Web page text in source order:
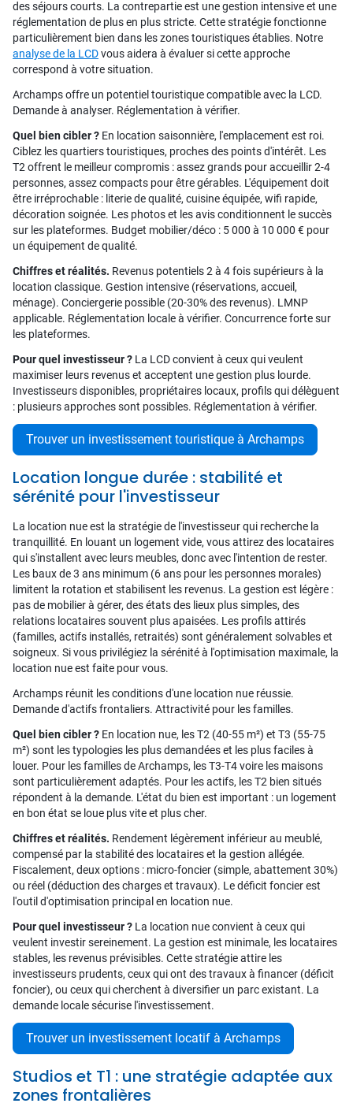
des séjours courts. La contrepartie est une gestion intensive et une
réglementation de plus en plus stricte. Cette stratégie fonctionne
particulièrement bien dans les zones touristiques établies. Notre
analyse de la LCDvous aidera à évaluer si cette approche
correspond à votre situation.
Archamps offre un potentiel touristique compatible avec la LCD.
Demande à analyser. Réglementation à vérifier.
Quel bien cibler ? En location saisonnière, l'emplacement est roi.
Ciblez les quartiers touristiques, proches des points d'intérêt. Les
T2 offrent le meilleur compromis : assez grands pour accueillir 2-4
personnes, assez compacts pour être gérables. L'équipement doit
être irréprochable : literie de qualité, cuisine équipée, wifi rapide,
décoration soignée. Les photos et les avis conditionnent le succès
sur les plateformes. Budget mobilier/déco : 5 000 à 10 000 € pour
un équipement de qualité.
Chiffres et réalités. Revenus potentiels 2 à 4 fois supérieurs à la
location classique. Gestion intensive (réservations, accueil,
ménage). Conciergerie possible (20-30% des revenus). LMNP
applicable. Réglementation locale à vérifier. Concurrence forte sur
les plateformes.
Pour quel investisseur ? La LCD convient à ceux qui veulent
maximiser leurs revenus et acceptent une gestion plus lourde.
Investisseurs disponibles, propriétaires locaux, profils qui délèguent
: plusieurs approches sont possibles. Réglementation à vérifier.
Trouver un investissement touristique à Archamps
Location longue durée : stabilité et
sérénité pour l'investisseur
La location nue est la stratégie de l'investisseur qui recherche la
tranquillité. En louant un logement vide, vous attirez des locataires
qui s'installent avec leurs meubles, donc avec l'intention de rester.
Les baux de 3 ans minimum (6 ans pour les personnes morales)
limitent la rotation et stabilisent les revenus. La gestion est légère :
pas de mobilier à gérer, des états des lieux plus simples, des
relations locataires souvent plus apaisées. Les profils attirés
(familles, actifs installés, retraités) sont généralement solvables et
soigneux. Si vous privilégiez la sérénité à l'optimisation maximale, la
location nue est faite pour vous.
Archamps réunit les conditions d'une location nue réussie.
Demande d'actifs frontaliers. Attractivité pour les familles.
Quel bien cibler ? En location nue, les T2 (40-55 m²) et T3 (55-75
m²) sont les typologies les plus demandées et les plus faciles à
louer. Pour les familles de Archamps, les T3-T4 voire les maisons
sont particulièrement adaptés. Pour les actifs, les T2 bien situés
répondent à la demande. L'état du bien est important : un logement
en bon état se loue plus vite et plus cher.
Chiffres et réalités. Rendement légèrement inférieur au meublé,
compensé par la stabilité des locataires et la gestion allégée.
Fiscalement, deux options : micro-foncier (simple, abattement 30%)
ou réel (déduction des charges et travaux). Le déficit foncier est
l'outil d'optimisation principal en location nue.
Pour quel investisseur ? La location nue convient à ceux qui
veulent investir sereinement. La gestion est minimale, les locataires
stables, les revenus prévisibles. Cette stratégie attire les
investisseurs prudents, ceux qui ont des travaux à financer (déficit
foncier), ou ceux qui cherchent à diversifier un parc existant. La
demande locale sécurise l'investissement.
Trouver un investissement locatif à Archamps
Studios et T1 : une stratégie adaptée aux
zones frontalières